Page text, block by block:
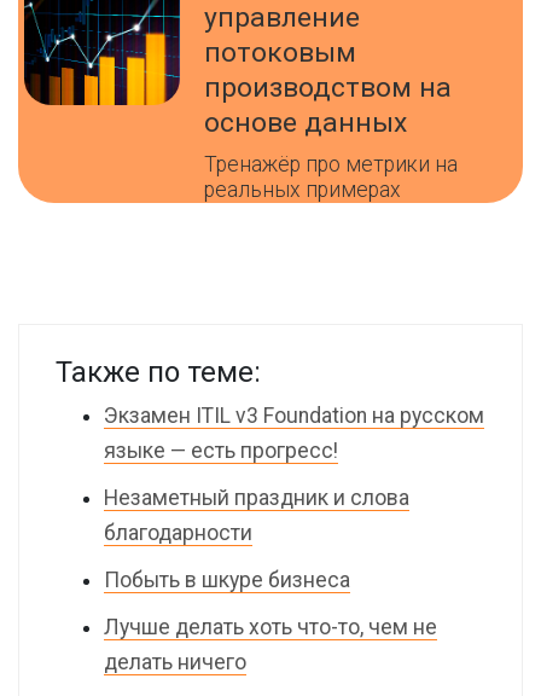
управление
потоковым
производством на
основе данных
Тренажёр про метрики на
реальных примерах
Также по теме:
Экзамен ITIL v3 Foundation на русском
языке — есть прогресс!
Незаметный праздник и слова
благодарности
Побыть в шкуре бизнеса
Лучше делать хоть что-то, чем не
делать ничего